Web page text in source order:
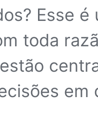
Esse
toda